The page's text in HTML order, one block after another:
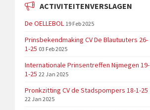
ACTIVITEITENVERSLAGEN
De OELLEBOL 19 Feb 2025
Prinsbekendmaking CV De Blautuuters 26-
1-25 03 Feb 2025
Internationale Prinsentreffen Nijmegen 19-
1-25 22 Jan 2025
Pronkzitting CV de Stadspompers 18-1-25
22 Jan 2025